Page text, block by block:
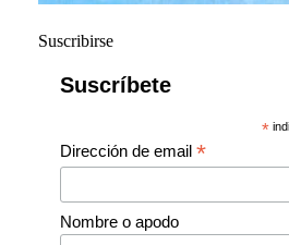
Suscribirse
Suscríbete
*
Dirección de email *
Nombre o apodo